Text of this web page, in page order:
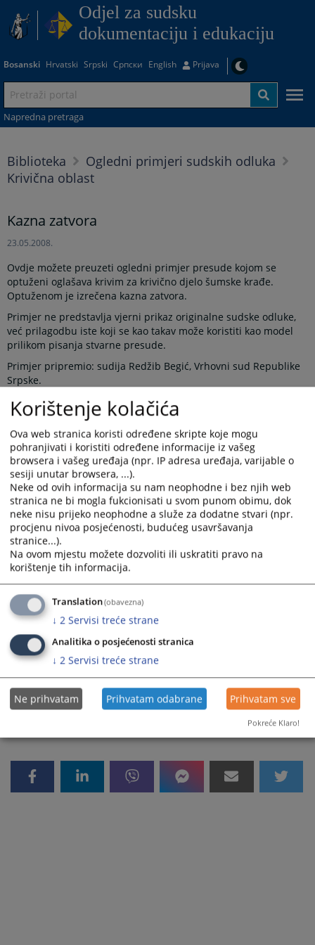
Odjel za sudsku
dokumentaciju i edukaciju
Bosanski Hrvatski Srpski Српски English Prijava
Napredna pretraga
Biblioteka
Ogledni primjeri sudskih odluka
Krivična oblast
Kazna zatvora
23.05.2008.
Ovdje možete preuzeti ogledni primjer presude kojom se
optuženi oglašava krivim za krivično djelo šumske krađe.
Optuženom je izrečena kazna zatvora.
Primjer ne predstavlja vjerni prikaz originalne sudske odluke,
već prilagodbu iste koji se kao takav može koristiti kao model
prilikom pisanja stvarne presude.
Primjer pripremio: sudija Redžib Begić, Vrhovni sud Republike
Srpske.
Srpske.
Primjer verifikovala: Stalna komisija za Centar za sudsku
dokumentaciju.
Prikazana vijest je na: Bosanski jezik
Obavijest o preuzimanju sadržaja
Napomena :U slučaju preuzimanja vijesti istu preuzeti u
integralnom obliku uz navođenje izvora informacije.
Prateći dokumenti
Kazna zatvora
10247PREGLEDA
Korištenje kolačića
Ova web stranica koristi određene skripte koje mogu
pohranjivati i koristiti određene informacije iz vašeg
browsera i vašeg uređaja (npr. IP adresa uređaja, varijable o
sesiji unutar browsera, ...).
Neke od ovih informacija su nam neophodne i bez njih web
stranica ne bi mogla fukcionisati u svom punom obimu, dok
neke nisu prijeko neophodne a služe za dodatne stvari (npr.
procjenu nivoa posjećenosti, budućeg usavršavanja
stranice...).
Na ovom mjestu možete dozvoliti ili uskratiti pravo na
korištenje tih informacija.
Translation(obavezna)
↓ 2 Servisi treće strane
Analitika o posjećenosti stranica
↓ 2 Servisi treće strane
Ne prihvatam Prihvatam odabrane Prihvatam sve
Pokreće Klaro!